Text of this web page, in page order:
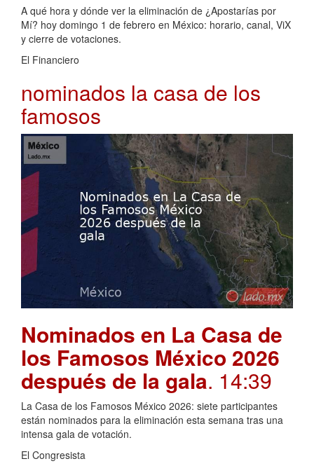
A qué hora y dónde ver la eliminación de ¿Apostarías por
Mí? hoy domingo 1 de febrero en México: horario, canal, ViX
y cierre de votaciones.
El Financiero
nominados la casa de los
famosos
Nominados en La Casa de
los Famosos México 2026
después de la gala. 14:39
La Casa de los Famosos México 2026: siete participantes
están nominados para la eliminación esta semana tras una
intensa gala de votación.
El Congresista